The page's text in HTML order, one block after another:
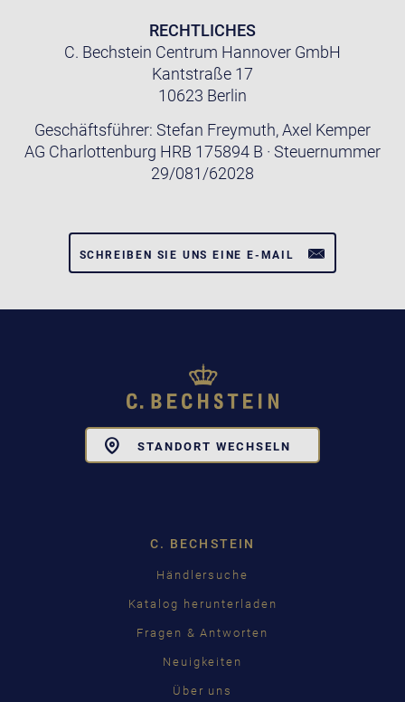
RECHTLICHES
C. Bechstein Centrum Hannover GmbH
Kantstraße 17
10623 Berlin
Geschäftsführer: Stefan Freymuth, Axel Kemper
AG Charlottenburg HRB 175894 B · Steuernummer
29/081/62028
SCHREIBEN SIE UNS EINE E-MAIL
STANDORT WECHSELN
C. BECHSTEIN
Händlersuche
Katalog herunterladen
Fragen & Antworten
Neuigkeiten
Über uns